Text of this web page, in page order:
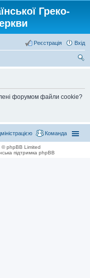
Греко-
Вхід
Реєстрація
форумом файли cookie?
Команда
© phpBB Limited
підтримка phpBB